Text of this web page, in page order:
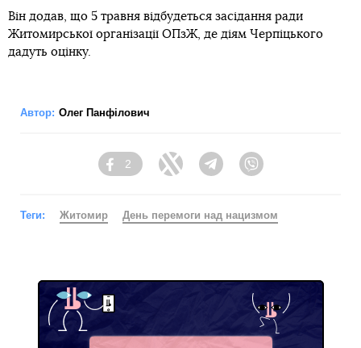
Він додав, що 5 травня відбудеться засідання ради
Житомирської організації ОПзЖ, де діям Черпіцького
дадуть оцінку.
Автор: Олег Панфілович
Facebook
2
Twitter TelegramViber
Теги: Житомир День перемоги над нацизмом